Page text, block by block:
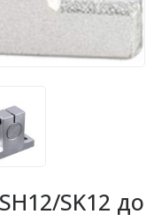
SK12 до